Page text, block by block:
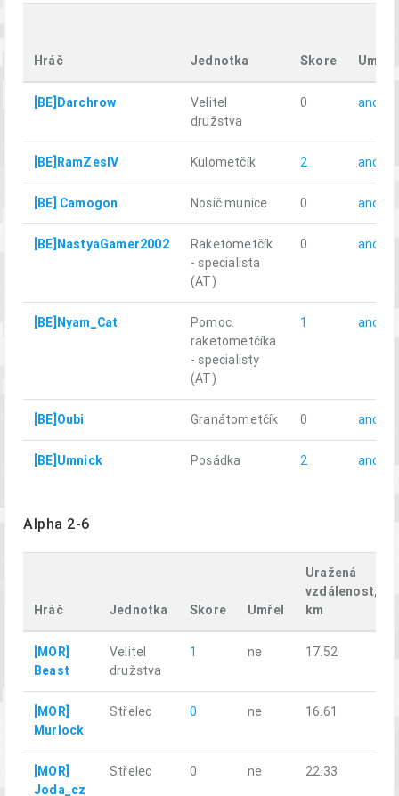
Hráč Jednotka Skore Umřel
[BE]Darchrow
Velitel
družstva
0 ano
[BE]RamZesIV Kulometčík 2 ano
[BE] Camogon Nosič munice 0 ano
[BE]NastyaGamer2002
Raketometčík
- specialista
(AT)
0 ano
[BE]Nyam_Cat
Pomoc.
raketometčíka
- specialisty
(AT)
1 ano
[BE]Oubi Granátometčík 0 ano
[BE]Umnick Posádka 2 ano
Alpha 2-6
Hráč Jednotka Skore Umřel
Uražená
vzdálenost,
km
[MOR]
Beast
Velitel
družstva
1 ne 17.52
[MOR]
Murlock
Střelec 0 ne 16.61
[MOR]
Joda_cz
Střelec 0 ne 22.33